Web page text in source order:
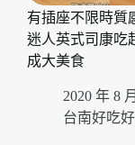
蜜
紅
豆
奶
吐
司
有插座不限時質
迷人英式司康吃
成大美食
2020 年 8
台南好吃